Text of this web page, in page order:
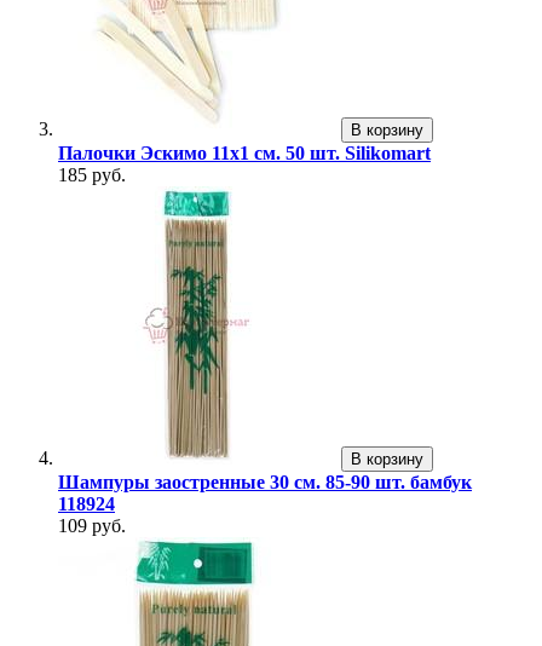
В корзину
Палочки Эскимо 11х1 см. 50 шт. Silikomart
185 руб.
В корзину
Шампуры заостренные 30 см. 85-90 шт. бамбук
118924
109 руб.